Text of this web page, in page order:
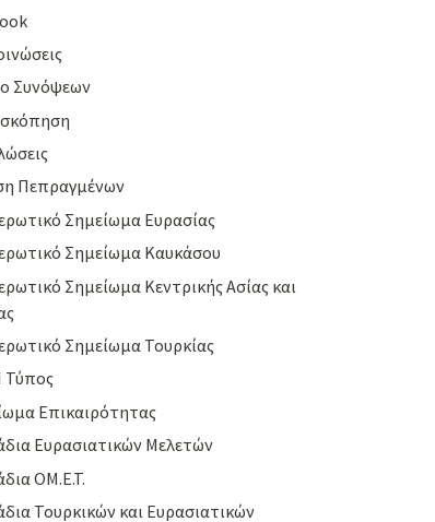
Συνόψεων
Πεπραγμένων
Σημείωμα Ευρασίας
Σημείωμα Καυκάσου
Σημείωμα Κεντρικής Ασίας και
Σημείωμα Τουρκίας
Επικαιρότητας
Ευρασιατικών Μελετών
ΟΜ.Ε.Τ.
Τουρκικών και Ευρασιατικών